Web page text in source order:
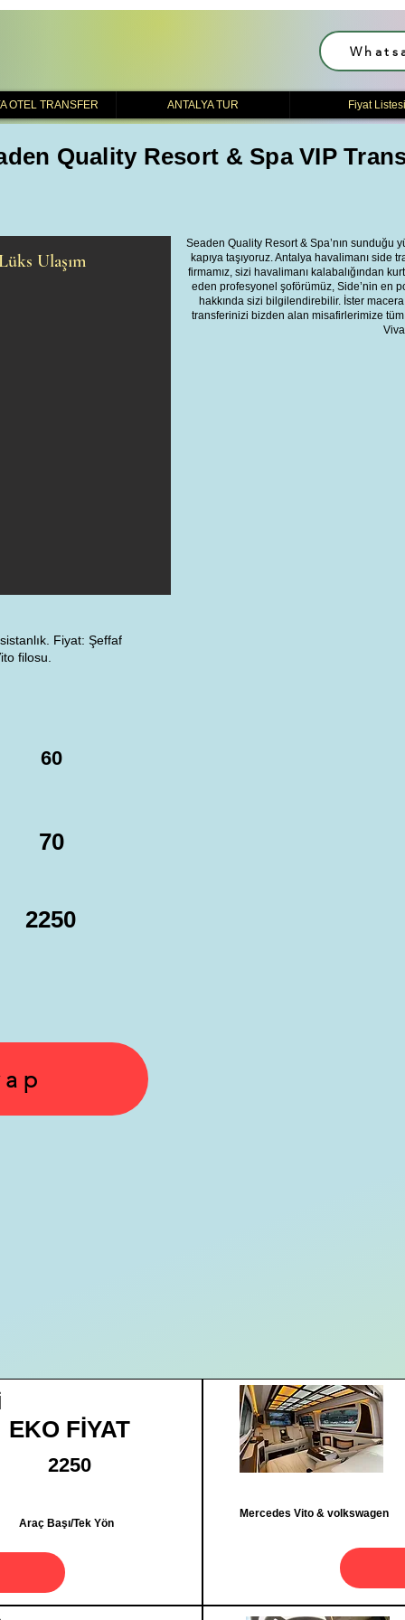
OTEL TRANSFER ANTALYA TUR Fiyat Listesi
Quality Resort & Spa VIP
Ulaşım
Fiyat: Şeffaf
filosu.
60
70
2250
Seaden Quality Resort & Spa’nın sunduğu
kapıya taşıyoruz. Antalya havalimanı side
firmamız, sizi havalimanı kalabalığından
eden profesyonel şoförümüz, Side’nin en
hakkında sizi bilgilendirebilir. İster
transferinizi bizden alan misafirlerimize
EKO FİYAT
2250
Araç Başı/Tek Yön
Mercedes Vito & volkswagen